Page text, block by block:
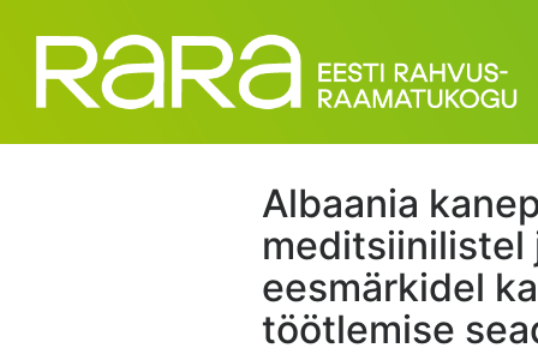
Albaania
meditsiinilistel
eesmärkidel
töötlemise